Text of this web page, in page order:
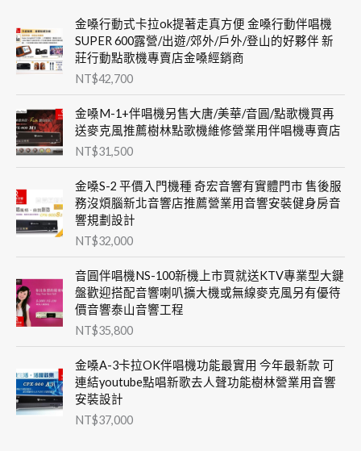
金嗓行動式卡拉ok提著走真方便 金嗓行動伴唱機
SUPER 600露營/出遊/郊外/戶外/登山的好夥伴 新
莊行動點歌機專賣店金嗓經銷商
NT$42,700
金嗓M-1+伴唱機另售大唐/美華/音圓/點歌機買再
送麥克風推薦樹林點歌機維修營業用伴唱機專賣店
NT$31,500
金嗓S-2 平價入門機種 奇宏音響有實體門市 售後服
務沒煩腦新北音響店推薦營業用音響安裝健身房音
響規劃設計
NT$32,000
音圓伴唱機NS-100新機上市買就送KTV專業型大鍵
盤歡迎搭配音響喇叭擴大機或無線麥克風另有優待
價音響泰山音響工程
NT$35,800
金嗓A-3卡拉OK伴唱機功能最實用 今年最新款 可
連結youtube點唱新歌去人聲功能樹林營業用音響
安裝設計
NT$37,000